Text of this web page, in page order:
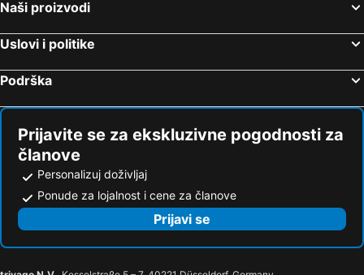
Naši proizvodi
Uslovi i politike
Podrška
Prijavite se za ekskluzivne pogodnosti za
članove
Personalizuj doživljaj
Ponude za lojalnost i cene za članove
Prijavi se